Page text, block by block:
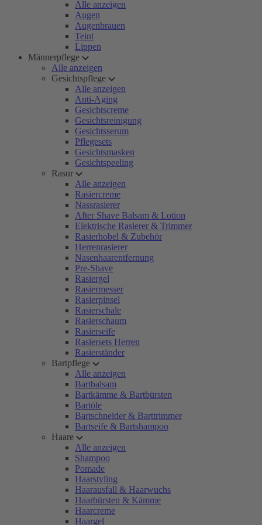
Alle anzeigen
Augen
Augenbrauen
Teint
Lippen
Männerpflege
Alle anzeigen
Gesichtspflege
Alle anzeigen
Anti-Aging
Gesichtscreme
Gesichtsreinigung
Gesichtsserum
Pflegesets
Gesichtsmasken
Gesichtspeeling
Rasur
Alle anzeigen
Rasiercreme
Nassrasierer
After Shave Balsam & Lotion
Elektrische Rasierer & Trimmer
Rasierhobel & Zubehör
Herrenrasierer
Nasenhaarentfernung
Pre-Shave
Rasiergel
Rasiermesser
Rasierpinsel
Rasierschale
Rasierschaum
Rasierseife
Rasiersets Herren
Rasierständer
Bartpflege
Alle anzeigen
Bartbalsam
Bartkämme & Bartbürsten
Bartöle
Bartschneider & Barttrimmer
Bartseife & Bartshampoo
Haare
Alle anzeigen
Shampoo
Pomade
Haarstyling
Haarausfall & Haarwuchs
Haarbürsten & Kämme
Haarcreme
Haargel